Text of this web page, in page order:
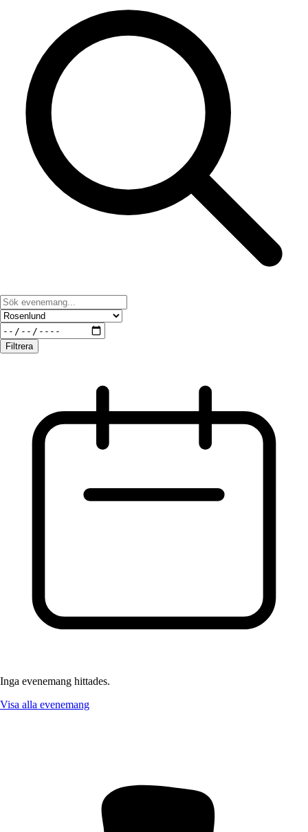
Filtrera
Inga evenemang hittades.
Visa alla evenemang